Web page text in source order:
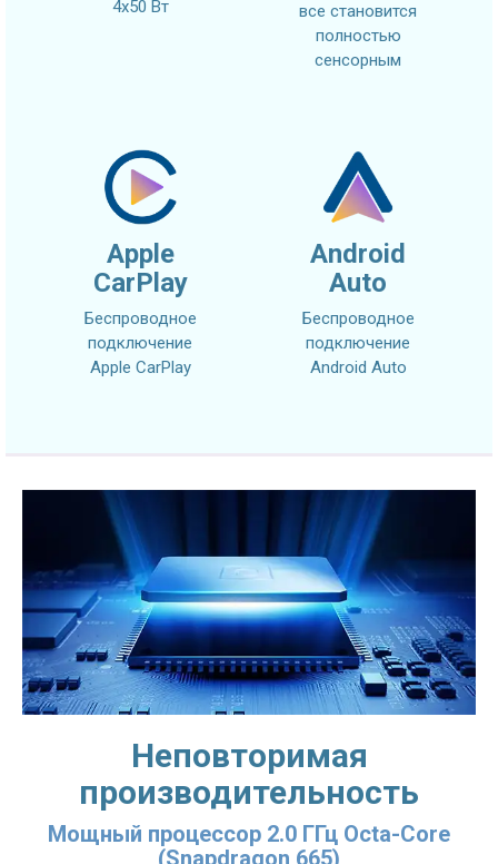
4x50 Вт
все становится
полностью
сенсорным
Apple
CarPlay
Беспроводное
подключение
Apple CarPlay
Android
Auto
Беспроводное
подключение
Android Auto
Неповторимая
производительность
Мощный процессор 2.0 ГГц Octa-Core